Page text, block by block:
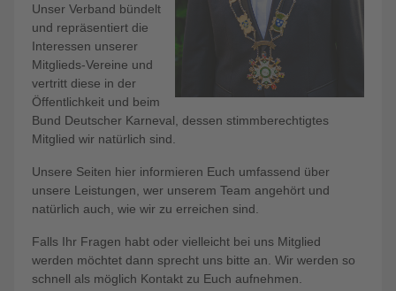
Unser Verband bündelt
und repräsentiert die
Interessen unserer
Mitglieds-Vereine und
vertritt diese in der
Öffentlichkeit und beim
Bund Deutscher Karneval, dessen stimmberechtigtes
Mitglied wir natürlich sind.
Unsere Seiten hier informieren Euch umfassend über
unsere Leistungen, wer unserem Team angehört und
natürlich auch, wie wir zu erreichen sind.
Falls Ihr Fragen habt oder vielleicht bei uns Mitglied
werden möchtet dann sprecht uns bitte an. Wir werden so
schnell als möglich Kontakt zu Euch aufnehmen.